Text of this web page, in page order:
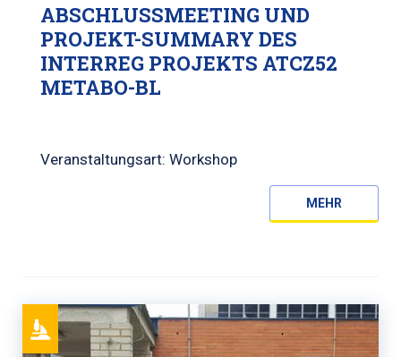
ABSCHLUSSMEETING UND
PROJEKT-SUMMARY DES
INTERREG PROJEKTS ATCZ52
METABO-BL
Veranstaltungsart: Workshop
MEHR